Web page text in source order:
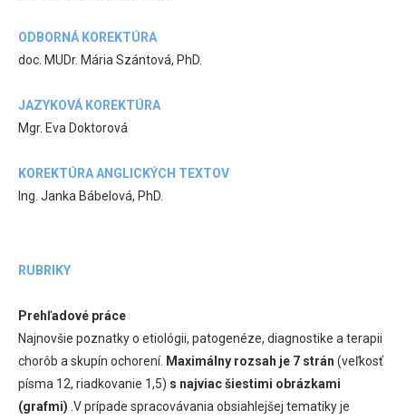
ODBORNÁ KOREKTÚRA
doc. MUDr. Mária Szántová, PhD.
JAZYKOVÁ KOREKTÚRA
Mgr. Eva Doktorová
KOREKTÚRA ANGLICKÝCH TEXTOV
Ing. Janka Bábelová, PhD.
RUBRIKY
Prehľadové práce
Najnovšie poznatky o etiológii, patogenéze, diagnostike a terapii
chorôb a skupín ochorení. Maximálny rozsah je 7 strán (veľkosť
písma 12, riadkovanie 1,5) s najviac šiestimi obrázkami
(grafmi) .V prípade spracovávania obsiahlejšej tematiky je